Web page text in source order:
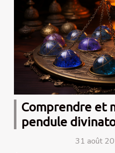
Comprendre et
pendule
31 août